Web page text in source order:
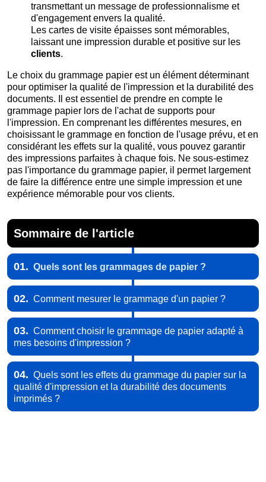
transmettant un message de professionnalisme et
d'engagement envers la qualité.
Les cartes de visite épaisses sont mémorables,
laissant une impression durable et positive sur les
clients.
Le choix du grammage papier est un élément déterminant
pour optimiser la qualité de l'impression et la durabilité des
documents. Il est essentiel de prendre en compte le
grammage papier lors de l'achat de supports pour
l'impression. En comprenant les différentes mesures, en
choisissant le grammage en fonction de l'usage prévu, et en
considérant les effets sur la qualité, vous pouvez garantir
des impressions parfaites à chaque fois. Ne sous-estimez
pas l'importance du grammage papier, il permet largement
de faire la différence entre une simple impression et une
expérience mémorable pour vos clients.
Sommaire de l'article
01. Quels sont les grammages de papier ?
02. Comment mesurer le grammage d'un papier ?
03. Comment choisir le grammage de papier adapté à
mes besoins d'impression ?
04. Quels sont les effets du grammage du papier sur la
qualité d'impression et la durabilité des documents
imprimés ?